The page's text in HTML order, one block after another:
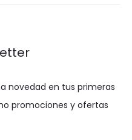
novedad en tus primeras
promociones y ofertas